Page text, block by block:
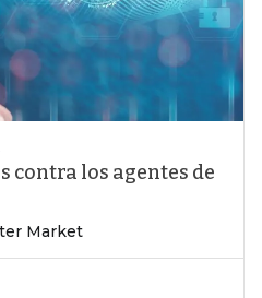
contra los agentes de
Market